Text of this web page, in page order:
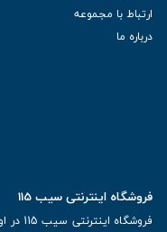
ارتباط با مجموعه
درباره ما
فروشگاه اینترنتی سیب 115